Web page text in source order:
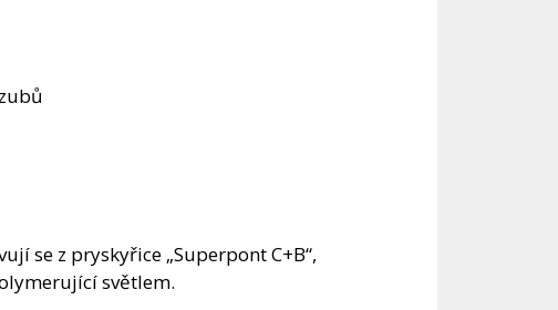
se z pryskyřice „Superpont C+B“,
světlem.